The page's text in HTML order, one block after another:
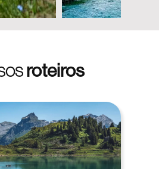
roteiros